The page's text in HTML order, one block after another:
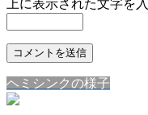
上に表示された文字を
ヘミシンクの様子